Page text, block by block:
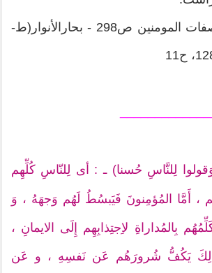
اعلام الدین فی صفات المومنین ص298 - بحارالأنوار(ط-
لِلنَّاسِ حُسنا) ـ : أى لِلنّاسِ كُلِّهِم
، أَمَّا المُؤمِنونَ فَيَبسُطُ لَهُم وَجهَهُ ، وَ
بِالمُداراةِ لاِجتِذابِهِم إِلَى الايمانِ ،
ذلِكَ يَكُفُّ شُرورَهُم عَن نَفسِهِ ، و عَن